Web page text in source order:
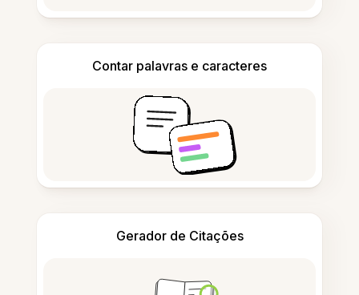
Contar palavras e caracteres
Gerador de Citações